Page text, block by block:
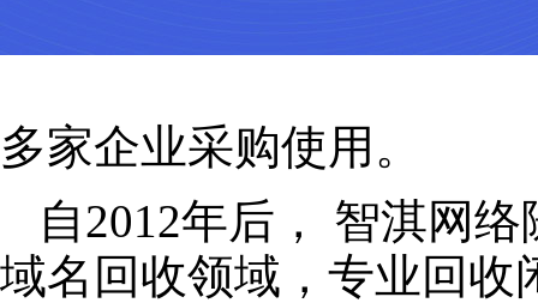
多家企业采购使用。
自2012年后， 智淇网
域名回收领域，专业回收